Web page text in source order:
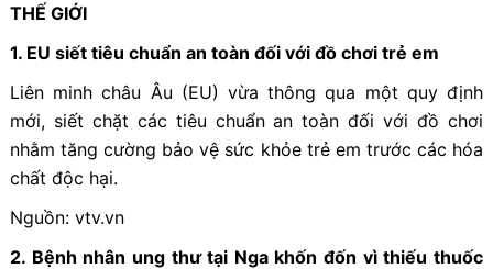
THẾ GIỚI
1. EU siết tiêu chuẩn an toàn đối với đồ chơi trẻ em
Liên minh châu Âu (EU) vừa thông qua một quy định
mới, siết chặt các tiêu chuẩn an toàn đối với đồ chơi
nhằm tăng cường bảo vệ sức khỏe trẻ em trước các hóa
chất độc hại.
Nguồn: vtv.vn
2. Bệnh nhân ung thư tại Nga khốn đốn vì thiếu thuốc